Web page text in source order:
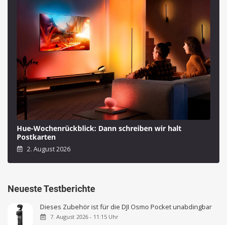
Hue-Wochenrückblick: Dann schreiben wir halt
Postkarten
2. August 2026
Neueste Testberichte
Dieses Zubehör ist für die DJI Osmo Pocket unabdingbar
7. August 2026 - 11:15 Uhr